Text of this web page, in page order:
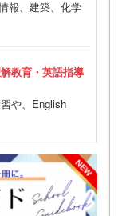
報、建築、化学
教育・英語指導
や、English